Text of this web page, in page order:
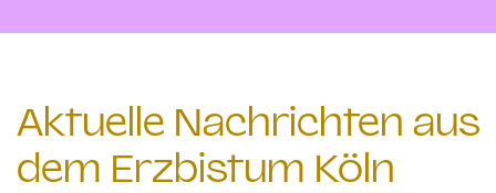
Aktuelle Nachrichten aus
dem Erzbistum Köln